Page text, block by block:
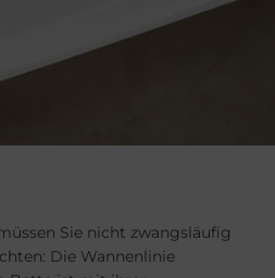
Sie nicht zwangsläufig
Die Wannenlinie